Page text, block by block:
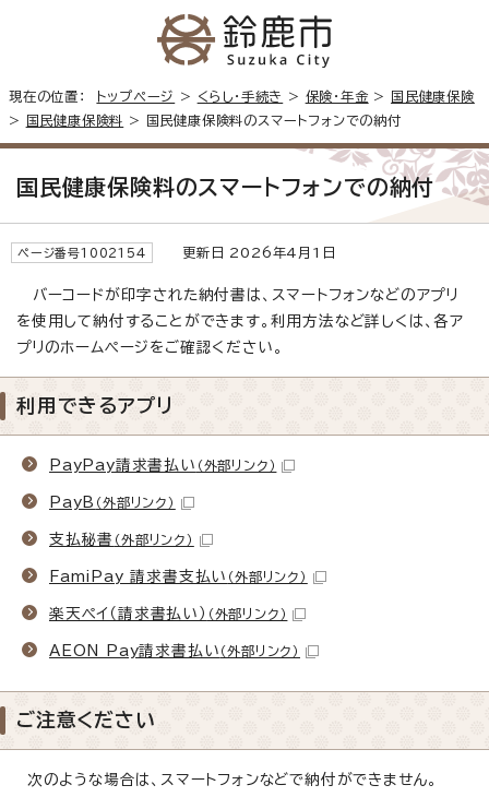
現在の位置： トップページ > くらし・手続き > 保険・年金 >
国民健康保険
>
国民健康保険料 > 国民健康保険料のスマートフォンでの納付
国民健康保険料のスマートフォンでの納付
ページ番号1002154 更新日 2026年4月1日
バーコードが印字された納付書は、スマートフォンなどのアプリ
を使用して納付することができます。利用方法など詳しくは、各ア
プリのホームページをご確認ください。
利用できるアプリ
PayPay請求書払い （外部リンク）
PayB （外部リンク）
支払秘書 （外部リンク）
FamiPay 請求書支払い （外部リンク）
楽天ペイ（請求書払い） （外部リンク）
AEON Pay請求書払い （外部リンク）
ご注意ください
次のような場合は、スマートフォンなどで納付ができません。